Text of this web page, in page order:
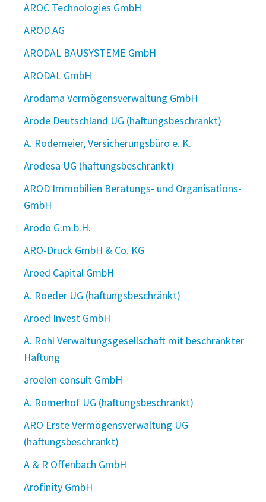
AROC Technologies GmbH
AROD AG
ARODAL BAUSYSTEME GmbH
ARODAL GmbH
Arodama Vermögensverwaltung GmbH
Arode Deutschland UG (haftungsbeschränkt)
A. Rodemeier, Versicherungsbüro e. K.
Arodesa UG (haftungsbeschränkt)
AROD Immobilien Beratungs- und Organisations-
GmbH
Arodo G.m.b.H.
ARO-Druck GmbH & Co. KG
Aroed Capital GmbH
A. Roeder UG (haftungsbeschränkt)
Aroed Invest GmbH
A. Röhl Verwaltungsgesellschaft mit beschränkter
Haftung
aroelen consult GmbH
A. Römerhof UG (haftungsbeschränkt)
ARO Erste Vermögensverwaltung UG
(haftungsbeschränkt)
A & R Offenbach GmbH
Arofinity GmbH